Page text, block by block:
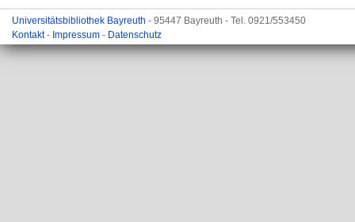
Universitätsbibliothek Bayreuth - 95447 Bayreuth - Tel. 0921/553450
Kontakt- Impressum - Datenschutz